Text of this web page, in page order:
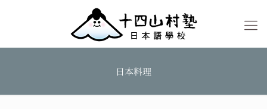
日本料理